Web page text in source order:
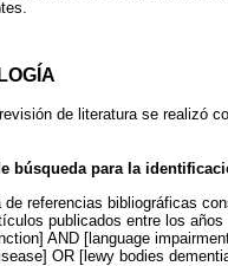
revisión de literatura se realizó
búsqueda para la
de referencias bibliográficas
publicados entre los
AND [language
OR [lewy bodies